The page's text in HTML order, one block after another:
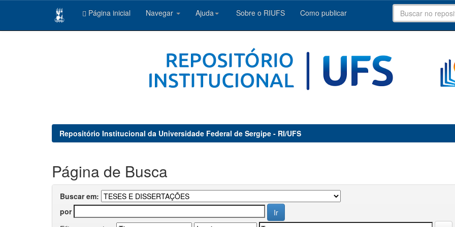
Página inicial Navegar Ajuda Sobre o RIUFS Como publicar
Repositório Institucional da Universidade Federal de Sergipe - RI/UFS
Página de Busca
Buscar em:
por